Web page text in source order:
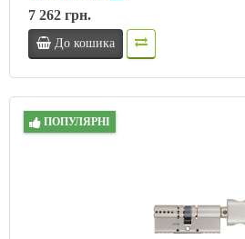
7 262 грн.
До кошика
ПОПУЛЯРНІ